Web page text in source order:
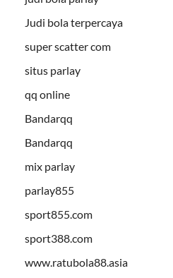
Judi bola terpercaya
super scatter com
situs parlay
qq online
Bandarqq
Bandarqq
mix parlay
parlay855
sport855.com
sport388.com
www.ratubola88.asia